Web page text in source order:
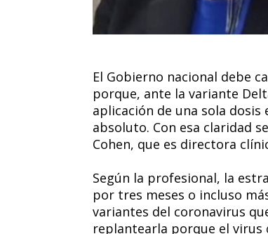
El Gobierno nacional debe
porque, ante la variante
aplicación de una sola
absoluto. Con esa claridad
Cohen, que es directora
Según la profesional, la
por tres meses o incluso
variantes del coronavirus
replantearla porque el virus